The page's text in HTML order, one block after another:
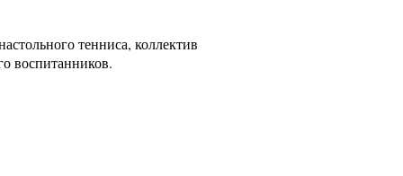
тенниса, коллектив
воспитанников.